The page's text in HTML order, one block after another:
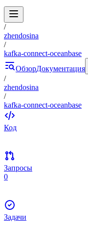
/
zhendosina
/
kafka-connect-oceanbase
ОбзорДокументация
/
zhendosina
/
kafka-connect-oceanbase
Код
Запросы
0
Задачи